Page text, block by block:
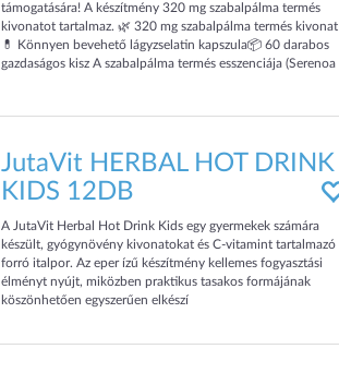
támogatására! A készítmény 320 mg szabalpálma termés
kivonatot tartalmaz. 🌿 320 mg szabalpálma termés kivonat
💊 Könnyen bevehető lágyzselatin kapszula📦 60 darabos
gazdaságos kisz A szabalpálma termés esszenciája (Serenoa
törpepálma.
JutaVit HERBAL HOT DRINK
KIDS 12DB
A JutaVit Herbal Hot Drink Kids egy gyermekek számára
készült, gyógynövény kivonatokat és C-vitamint tartalmazó
forró italpor. Az eper ízű készítmény kellemes fogyasztási
élményt nyújt, miközben praktikus tasakos formájának
köszönhetően egyszerűen elkészí